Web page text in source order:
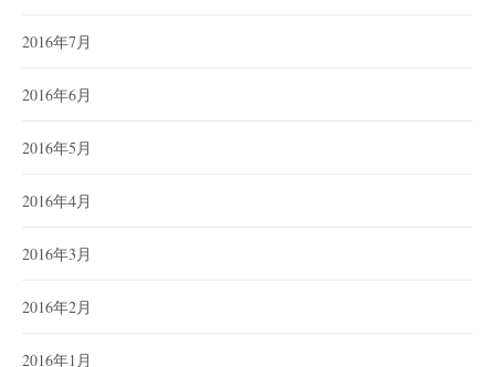
2016年7月
2016年6月
2016年5月
2016年4月
2016年3月
2016年2月
2016年1月